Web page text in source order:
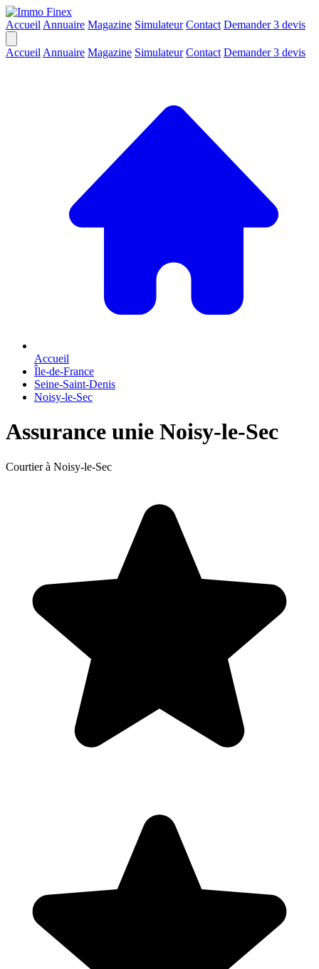
Accueil Annuaire Magazine Simulateur Contact Demander 3 devis
Accueil Annuaire Magazine Simulateur Contact Demander 3 devis
Accueil
Île-de-France
Seine-Saint-Denis
Noisy-le-Sec
Assurance unie Noisy-le-Sec
Courtier à Noisy-le-Sec